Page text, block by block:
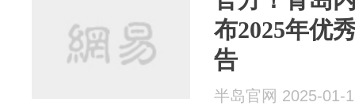
布2025年优
告
半岛官网 2025-01-